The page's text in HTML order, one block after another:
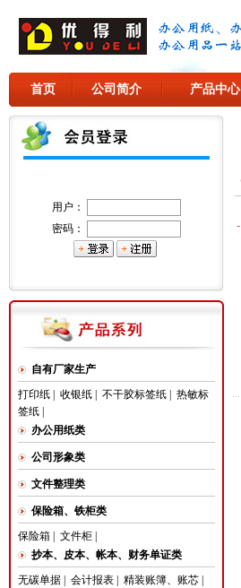
首页 公司简介 产品中心
用户：
密码：
自有厂家生产
打印纸| 收银纸| 不干胶标签纸| 热敏标
签纸|
办公用纸类
公司形象类
文件整理类
保险箱、铁柜类
保险箱| 文件柜|
抄本、皮本、帐本、财务单证类
无碳单据| 会计报表| 精装账簿、账芯|